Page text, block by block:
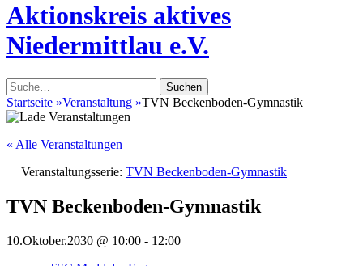
Aktionskreis aktives
Niedermittlau e.V.
Suche
nach:
Startseite »Veranstaltung »TVN Beckenboden-Gymnastik
« Alle Veranstaltungen
Veranstaltungsserie: TVN Beckenboden-Gymnastik
TVN Beckenboden-Gymnastik
10.Oktober.2030 @ 10:00 - 12:00